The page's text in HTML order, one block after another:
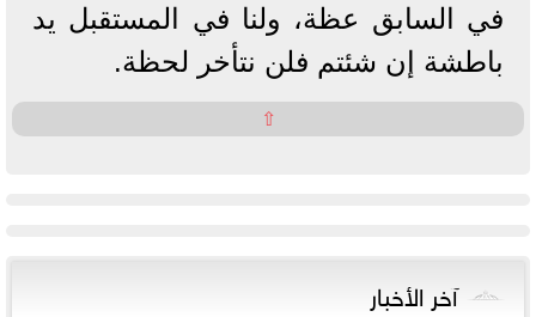
في السابق عظة، ولنا في المستقبل يد
باطشة إن شئتم فلن نتأخر لحظة.
⇧
آخر الأخبار